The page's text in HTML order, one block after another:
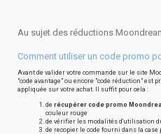
Au sujet des réductions
Comment utiliser un code promo
Avant de valider votre commande sur le site
"code avantage" ou encore "code réduction" est
appliquée sur votre achat. Il suffit pour cela :
de récupérer code promo
couleur rouge
de vérifier les modalités d'utilisation
de recopier le code fourni dans la